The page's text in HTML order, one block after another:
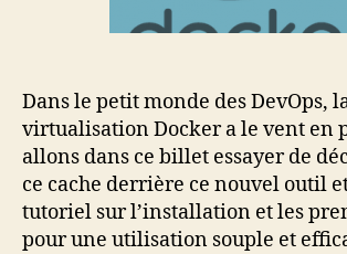
Dans le petit monde des DevOps,
virtualisation Docker a le vent en
allons dans ce billet essayer de
ce cache derrière ce nouvel outil
tutoriel sur l’installation et les
pour une utilisation souple et